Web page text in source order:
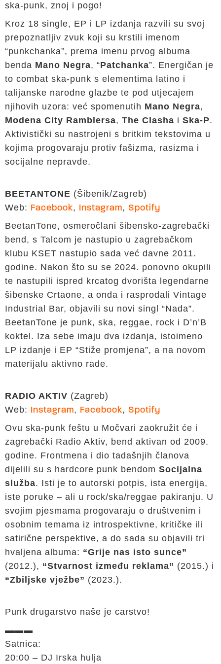
ska-punk, znoj i pogo!
Kroz 18 single, EP i LP izdanja razvili su svoj
prepoznatljiv zvuk koji su krstili imenom
“punkchanka”, prema imenu prvog albuma
benda Mano Negra, “Patchanka”. Energičan je
to combat ska-punk s elementima latino i
talijanske narodne glazbe te pod utjecajem
njihovih uzora: već spomenutih Mano Negra,
Modena City Ramblersa, The Clasha i Ska-P.
Aktivistički su nastrojeni s britkim tekstovima u
kojima progovaraju protiv fašizma, rasizma i
socijalne nepravde.
BEETANTONE (Šibenik/Zagreb)
Web: Facebook, Instagram, Spotify
BeetanTone, osmeročlani šibensko-zagrebački
bend, s Talcom je nastupio u zagrebačkom
klubu KSET nastupio sada već davne 2011.
godine. Nakon što su se 2024. ponovno okupili
te nastupili ispred krcatog dvorišta legendarne
šibenske Crtaone, a onda i rasprodali Vintage
Industrial Bar, objavili su novi singl “Nada”.
BeetanTone je punk, ska, reggae, rock i D’n’B
koktel. Iza sebe imaju dva izdanja, istoimeno
LP izdanje i EP “Stiže promjena”, a na novom
materijalu aktivno rade.
RADIO AKTIV (Zagreb)
Web: Instagram, Facebook, Spotify
Ovu ska-punk feštu u Močvari zaokružit će i
zagrebački Radio Aktiv, bend aktivan od 2009.
godine. Frontmena i dio tadašnjih članova
dijelili su s hardcore punk bendom Socijalna
služba. Isti je to autorski potpis, ista energija,
iste poruke – ali u rock/ska/reggae pakiranju. U
svojim pjesmama progovaraju o društvenim i
osobnim temama iz introspektivne, kritičke ili
satirične perspektive, a do sada su objavili tri
hvaljena albuma: “Grije nas isto sunce”
(2012.), “Stvarnost između reklama” (2015.) i
“Zbiljske vježbe” (2023.).
Punk drugarstvo naše je carstvo!
▬▬▬
Satnica:
20:00 – DJ Irska hulja